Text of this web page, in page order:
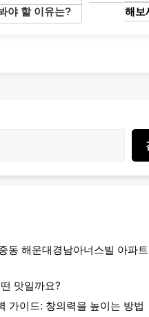
야 할 이유는?
해보
동 해운대경남아너스빌 아파
맛일까요?
가이드: 창의력을 높이는 방법